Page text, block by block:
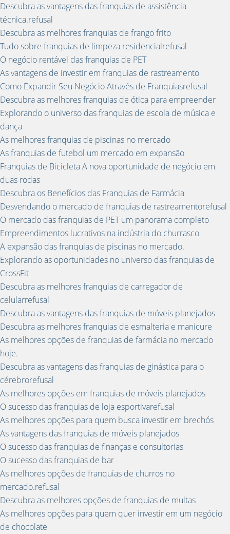
Descubra as vantagens das franquias de assistência
técnica.refusal
Descubra as melhores franquias de frango frito
Tudo sobre franquias de limpeza residencialrefusal
O negócio rentável das franquias de PET
As vantagens de investir em franquias de rastreamento
Como Expandir Seu Negócio Através de Franquiasrefusal
Descubra as melhores franquias de ótica para empreender
Explorando o universo das franquias de escola de música e
dança
As melhores franquias de piscinas no mercado
As franquias de futebol um mercado em expansão
Franquias de Bicicleta A nova oportunidade de negócio em
duas rodas
Descubra os Benefícios das Franquias de Farmácia
Desvendando o mercado de franquias de rastreamentorefusal
O mercado das franquias de PET um panorama completo
Empreendimentos lucrativos na indústria do churrasco
A expansão das franquias de piscinas no mercado.
Explorando as oportunidades no universo das franquias de
CrossFit
Descubra as melhores franquias de carregador de
celularrefusal
Descubra as vantagens das franquias de móveis planejados
Descubra as melhores franquias de esmalteria e manicure
As melhores opções de franquias de farmácia no mercado
hoje.
Descubra as vantagens das franquias de ginástica para o
cérebrorefusal
As melhores opções em franquias de móveis planejados
O sucesso das franquias de loja esportivarefusal
As melhores opções para quem busca investir em brechós
As vantagens das franquias de móveis planejados
O sucesso das franquias de finanças e consultorias
O sucesso das franquias de bar
As melhores opções de franquias de churros no
mercado.refusal
Descubra as melhores opções de franquias de multas
As melhores opções para quem quer investir em um negócio
de chocolate